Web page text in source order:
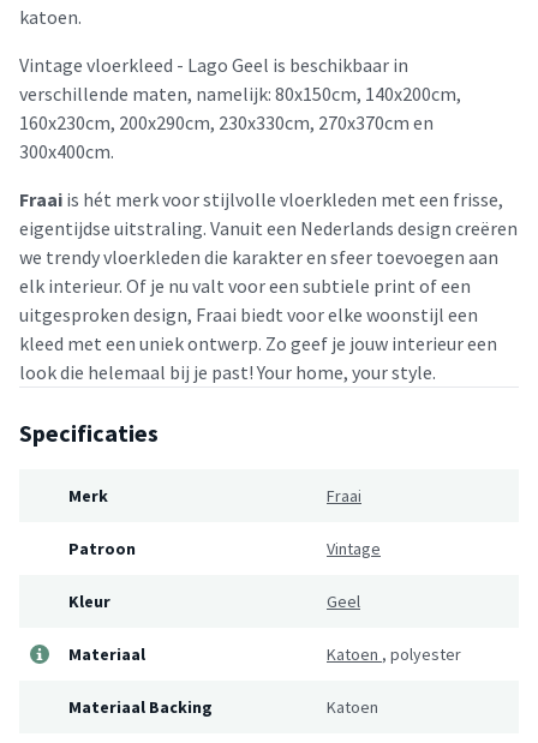
katoen.
Vintage vloerkleed - Lago Geel is beschikbaar in
verschillende maten, namelijk: 80x150cm, 140x200cm,
160x230cm, 200x290cm, 230x330cm, 270x370cm en
300x400cm.
Fraai is hét merk voor stijlvolle vloerkleden met een frisse,
eigentijdse uitstraling. Vanuit een Nederlands design creëren
we trendy vloerkleden die karakter en sfeer toevoegen aan
elk interieur. Of je nu valt voor een subtiele print of een
uitgesproken design, Fraai biedt voor elke woonstijl een
kleed met een uniek ontwerp. Zo geef je jouw interieur een
look die helemaal bij je past! Your home, your style.
Specificaties
Merk Fraai
Patroon Vintage
Kleur Geel
Materiaal Katoen , polyester
Materiaal Backing Katoen